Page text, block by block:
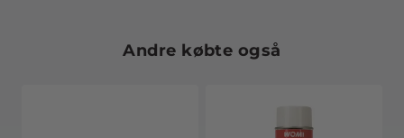
Andre købte også